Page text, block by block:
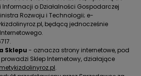
Informacji o Działalności Gospodarczej
Rozwoju i Technologii; e-
będącą jednocześnie
Sklepu - oznacza strony internetowe, pod
Sklep Internetowy, działające
.